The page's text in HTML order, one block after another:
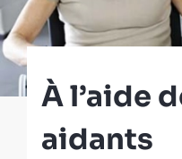
À l’aide
aidants